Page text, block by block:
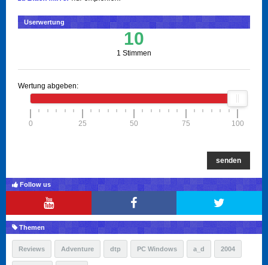
Userwertung
10
1 Stimmen
Wertung abgeben:
0 25 50 75 100
senden
Follow us
Themen
Reviews Adventure dtp PC Windows a_d 2004